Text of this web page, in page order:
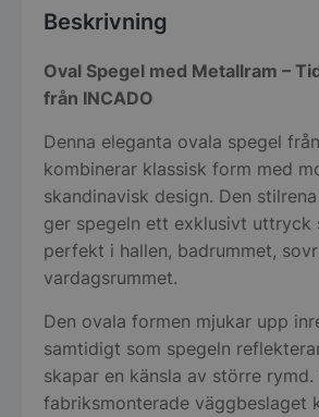
Beskrivning
Oval Spegel med Metallram –
från INCADO
Denna eleganta ovala spegel
kombinerar klassisk form med
skandinavisk design. Den
ger spegeln ett exklusivt uttryck
perfekt i hallen, badrummet,
vardagsrummet.
Den ovala formen mjukar upp
samtidigt som spegeln
skapar en känsla av större
fabriksmonterade väggbeslaget